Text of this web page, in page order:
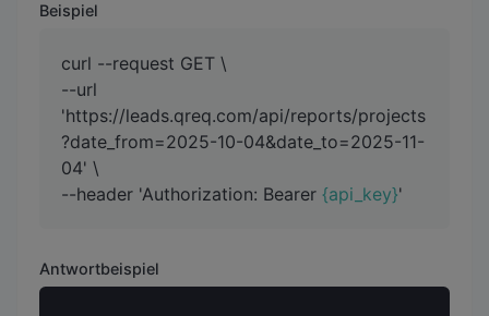
Beispiel
curl --request GET \
--url
'https://leads.qreq.com/api/reports/projects
?date_from=2025-10-04&date_to=2025-11-
04' \
--header 'Authorization: Bearer {api_key}'
Antwortbeispiel